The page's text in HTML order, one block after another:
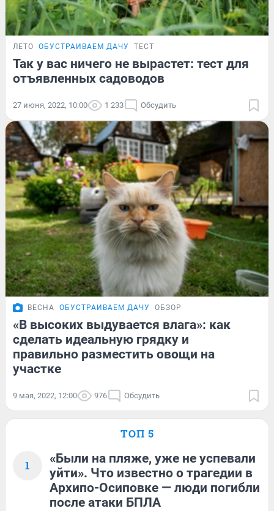
ЛЕТО ОБУСТРАИВАЕМ ДАЧУ ТЕСТ
Так у вас ничего не вырастет: тест для
отъявленных садоводов
27 июня, 2022, 10:00 1 233 Обсудить
ВЕСНА ОБУСТРАИВАЕМ ДАЧУ ОБЗОР
«В высоких выдувается влага»: как
сделать идеальную грядку и
правильно разместить овощи на
участке
9 мая, 2022, 12:00 976 Обсудить
ТОП 5
1
«Были на пляже, уже не успевали
уйти». Что известно о трагедии в
Архипо-Осиповке — люди погибли
после атаки БПЛА